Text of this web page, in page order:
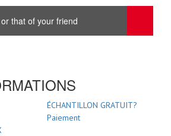
ÉCHANTILLON GRATUIT?
Paiement